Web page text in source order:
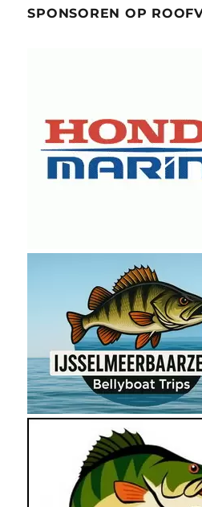
SPONSOREN OP